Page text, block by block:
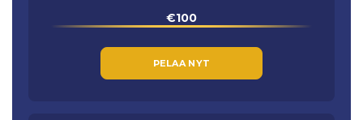
€100
PELAA NYT